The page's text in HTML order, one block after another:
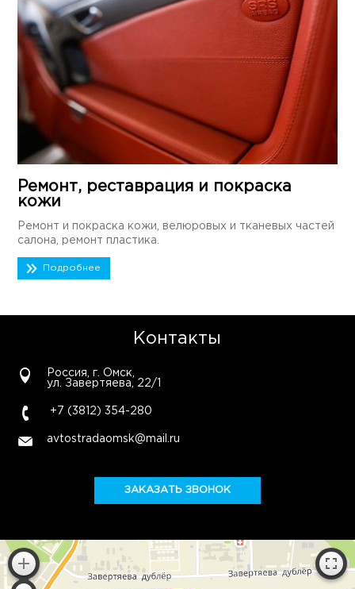
Ремонт, реставрация и покраска
кожи
Ремонт и покраска кожи, велюровых и тканевых частей
салона, ремонт пластика.
Подробнее
Контакты
Россия, г. Омск,
ул. Завертяева, 22/1
+7 (3812) 354-280
avtostradaomsk@mail.ru
ЗАКАЗАТЬ ЗВОНОК